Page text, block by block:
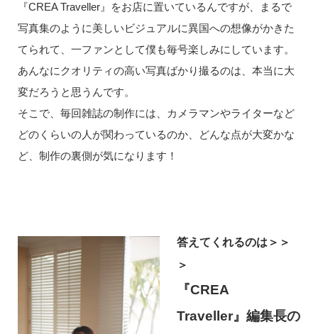
『CREA Traveller』をお店に置いているんですが、まるで
写真集のように美しいビジュアルに異国への想像がかきた
てられて、一ファンとして僕も毎号楽しみにしています。
あんなにクオリティの高い写真ばかり撮るのは、本当に大
変だろうと思うんです。
そこで、毎回雑誌の制作には、カメラマンやライターなど
どのくらいの人が関わっているのか、どんな点が大変かな
ど、制作の裏側が気になります！
答えてくれるのは＞＞
＞
『CREA
Traveller』編集長の